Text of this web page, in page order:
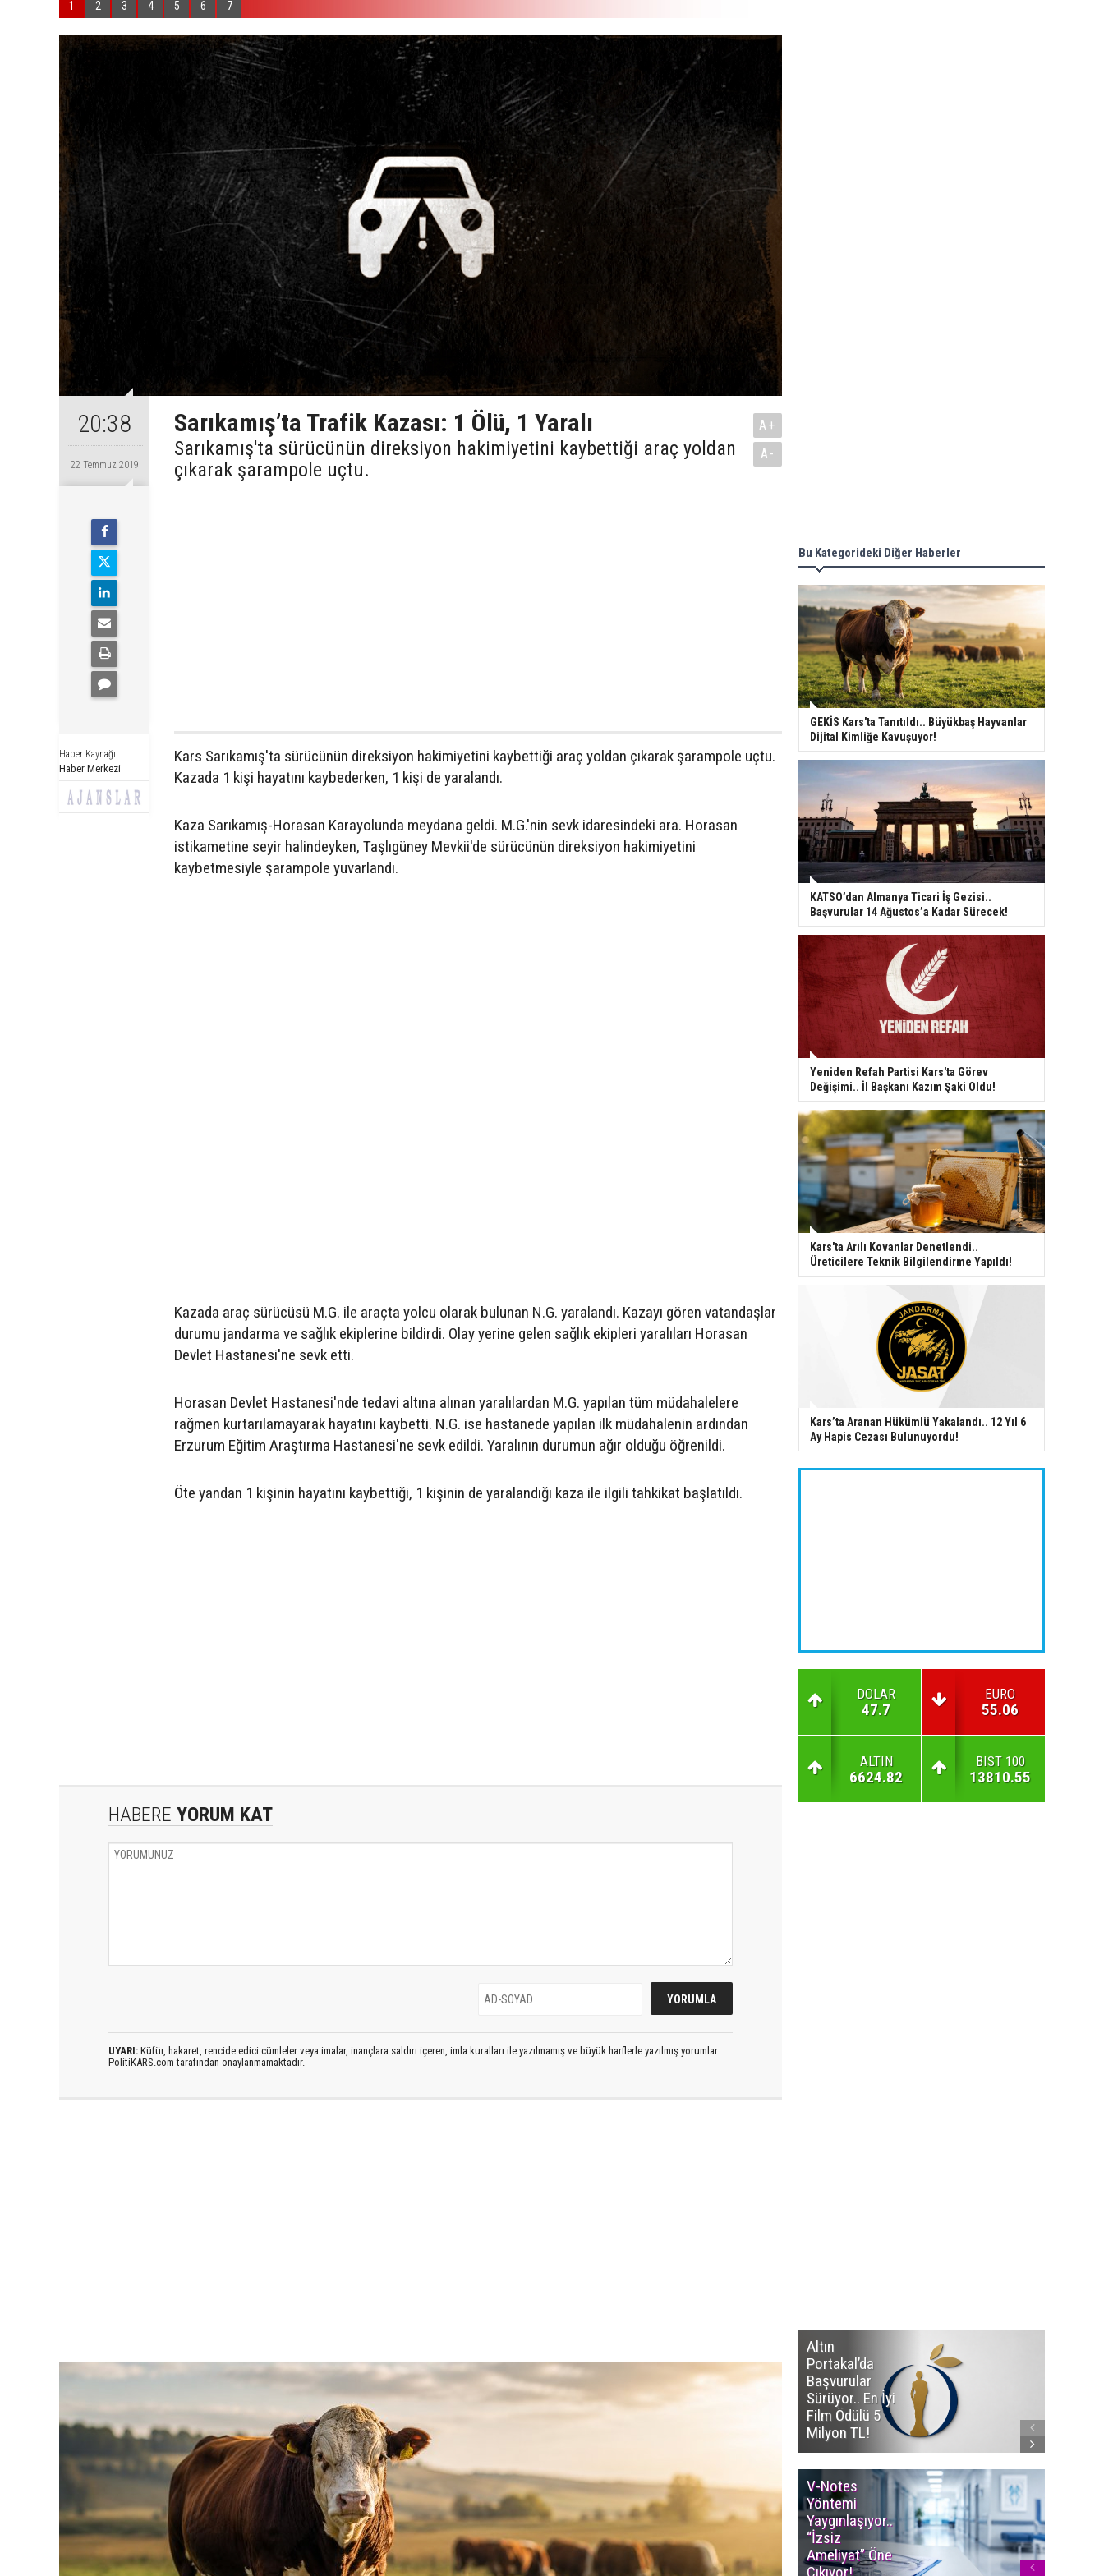
1 2 3 4 5 6 7
20:38
22 Temmuz 2019
Haber Kaynağı
Haber Merkezi
Sarıkamış’ta Trafik Kazası: 1 Ölü, 1 Yaralı
Sarıkamış'ta sürücünün direksiyon hakimiyetini kaybettiği araç yoldan
çıkarak şarampole uçtu.
A+
A-
Kars Sarıkamış'ta sürücünün direksiyon hakimiyetini kaybettiği araç yoldan çıkarak şarampole uçtu.
Kazada 1 kişi hayatını kaybederken, 1 kişi de yaralandı.
Kaza Sarıkamış-Horasan Karayolunda meydana geldi. M.G.'nin sevk idaresindeki ara. Horasan
istikametine seyir halindeyken, Taşlıgüney Mevkii'de sürücünün direksiyon hakimiyetini
kaybetmesiyle şarampole yuvarlandı.
Kazada araç sürücüsü M.G. ile araçta yolcu olarak bulunan N.G. yaralandı. Kazayı gören vatandaşlar
durumu jandarma ve sağlık ekiplerine bildirdi. Olay yerine gelen sağlık ekipleri yaralıları Horasan
Devlet Hastanesi'ne sevk etti.
Horasan Devlet Hastanesi'nde tedavi altına alınan yaralılardan M.G. yapılan tüm müdahalelere
rağmen kurtarılamayarak hayatını kaybetti. N.G. ise hastanede yapılan ilk müdahalenin ardından
Erzurum Eğitim Araştırma Hastanesi'ne sevk edildi. Yaralının durumun ağır olduğu öğrenildi.
Öte yandan 1 kişinin hayatını kaybettiği, 1 kişinin de yaralandığı kaza ile ilgili tahkikat başlatıldı.
HABERE YORUM KAT
UYARI: Küfür, hakaret, rencide edici cümleler veya imalar, inançlara saldırı içeren, imla kuralları ile yazılmamış ve büyük harflerle yazılmış yorumlar
PolitiKARS.com tarafından onaylanmamaktadır.
Bu Kategorideki Diğer Haberler
GEKİS Kars'ta Tanıtıldı.. Büyükbaş Hayvanlar
Dijital Kimliğe Kavuşuyor!
KATSO’dan Almanya Ticari İş Gezisi..
Başvurular 14 Ağustos’a Kadar Sürecek!
Yeniden Refah Partisi Kars'ta Görev
Değişimi.. İl Başkanı Kazım Şaki Oldu!
Kars'ta Arılı Kovanlar Denetlendi..
Üreticilere Teknik Bilgilendirme Yapıldı!
Kars’ta Aranan Hükümlü Yakalandı.. 12 Yıl 6
Ay Hapis Cezası Bulunuyordu!
DOLAR
47.7
EURO
55.06
ALTIN
6624.82
BIST 100
13810.55
Altın
Portakal’da
Başvurular
Sürüyor.. En İyi
Film Ödülü 5
Milyon TL!
V-Notes
Yöntemi
Yaygınlaşıyor..
“İzsiz
Ameliyat” Öne